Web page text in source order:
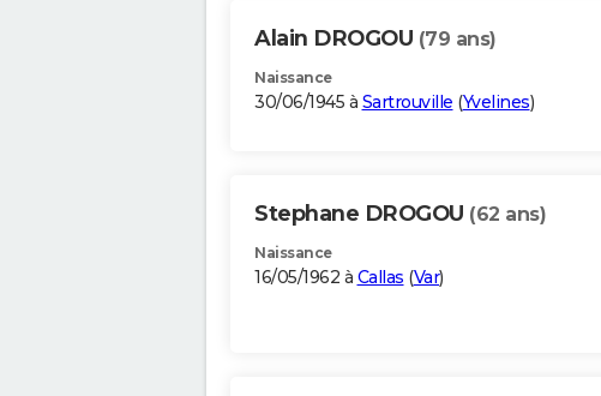
Alain DROGOU (79 ans)
Naissance
30/06/1945 à Sartrouville (Yvelines)
Stephane DROGOU (62 ans)
Naissance
16/05/1962 à Callas (Var)